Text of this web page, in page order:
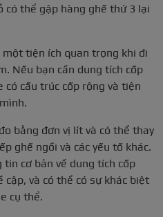
có thể gập hàng ghế thứ 3 lại
tiện ích quan trọng khi đi
Nếu bạn cần dung tích cốp
có cấu trúc cốp rộng và tiện
bằng đơn vị lít và có thể thay
ghế ngồi và các yếu tố khác.
cơ bản về dung tích cốp
cập, và có thể có sự khác biệt
cụ thể.